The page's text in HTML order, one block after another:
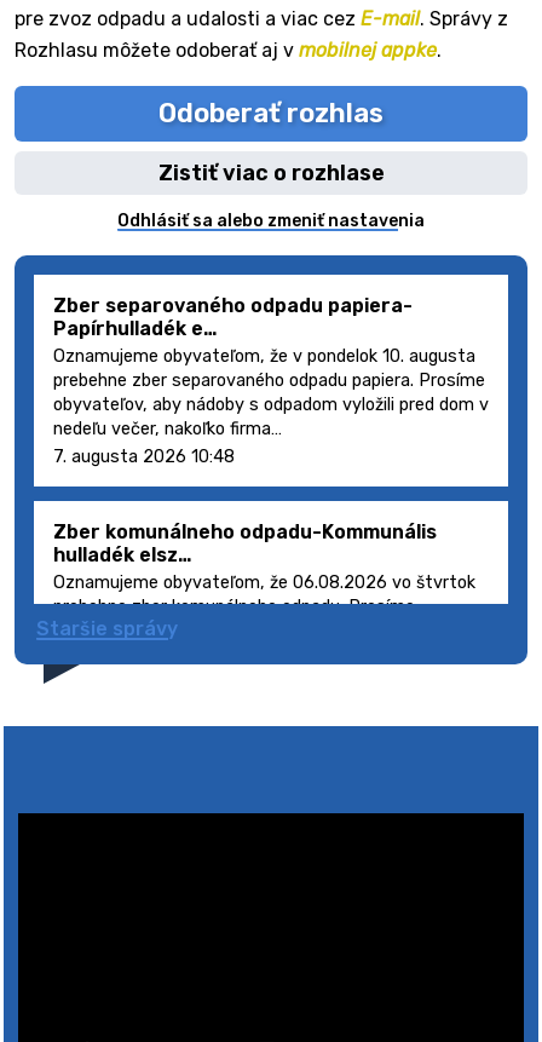
pre zvoz odpadu a udalosti a viac cez E-mail. Správy z
Rozhlasu môžete odoberať aj v mobilnej appke.
Odoberať rozhlas
Zistiť viac o rozhlase
Odhlásiť sa alebo zmeniť nastavenia
Zber separovaného odpadu papiera-
Papírhulladék e…
Oznamujeme obyvateľom, že v pondelok 10. augusta
prebehne zber separovaného odpadu papiera. Prosíme
obyvateľov, aby nádoby s odpadom vyložili pred dom v
nedeľu večer, nakoľko firma…
7. augusta 2026 10:48
Zber komunálneho odpadu-Kommunális
hulladék elsz…
Oznamujeme obyvateľom, že 06.08.2026 vo štvrtok
prebehne zber komunálneho odpadu. Prosíme
obyvateľov, aby smetné nádoby s odpadom vyložili
5. augusta 2026 08:41
Staršie správy